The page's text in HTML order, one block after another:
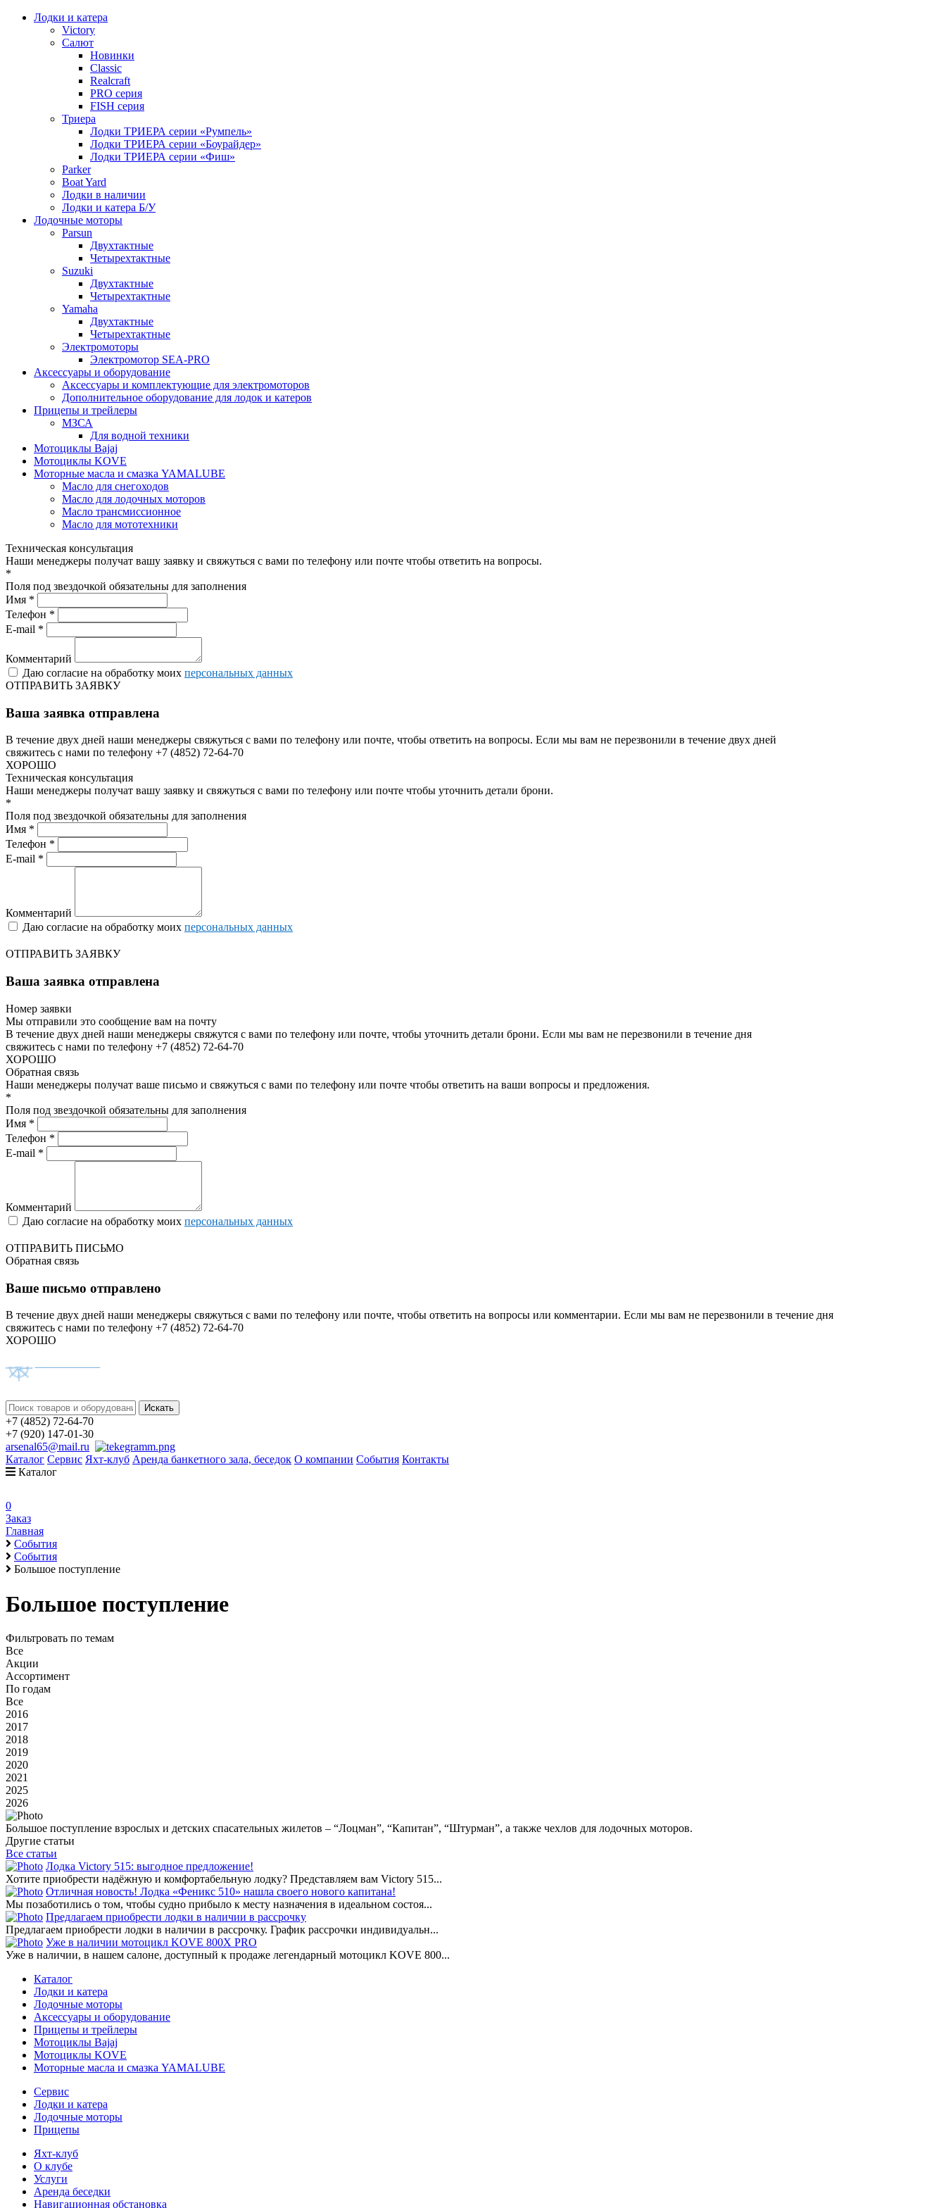
Лодки и катера
Victory
Салют
Новинки
Classic
Realcraft
PRO серия
FISH серия
Триера
Лодки ТРИЕРА серии «Румпель»
Лодки ТРИЕРА серии «Боурайдер»
Лодки ТРИЕРА серии «Фиш»
Parker
Boat Yard
Лодки в наличии
Лодки и катера Б/У
Лодочные моторы
Parsun
Двухтактные
Четырехтактные
Suzuki
Двухтактные
Четырехтактные
Yamaha
Двухтактные
Четырехтактные
Электромоторы
Электромотор SEA-PRO
Аксессуары и оборудование
Аксессуары и комплектующие для электромоторов
Дополнительное оборудование для лодок и катеров
Прицепы и трейлеры
МЗСА
Для водной техники
Мотоциклы Bajaj
Мотоциклы KOVE
Моторные масла и смазка YAMALUBE
Масло для снегоходов
Масло для лодочных моторов
Масло трансмиссионное
Масло для мототехники
Техническая консультация
Наши менеджеры получат вашу заявку и свяжуться с вами по телефону или почте чтобы ответить на вопросы.
*
Поля под звездочкой обязательны для заполнения
Имя *
Телефон *
E-mail *
Комментарий
Даю согласие на обработку моих персональных данных
ОТПРАВИТЬ ЗАЯВКУ
Ваша заявка отправлена
В течение двух дней наши менеджеры свяжуться с вами по телефону или почте, чтобы ответить на вопросы. Если мы вам не перезвонили в течение двух дней
свяжитесь с нами по телефону +7 (4852) 72-64-70
ХОРОШО
Техническая консультация
Наши менеджеры получат вашу заявку и свяжуться с вами по телефону или почте чтобы уточнить детали брони.
*
Поля под звездочкой обязательны для заполнения
Имя *
Телефон *
E-mail *
Комментарий
Даю согласие на обработку моих персональных данных
ОТПРАВИТЬ ЗАЯВКУ
Ваша заявка отправлена
Номер заявки
Мы отправили это сообщение вам на почту
В течение двух дней наши менеджеры свяжутся с вами по телефону или почте, чтобы уточнить детали брони. Если мы вам не перезвонили в течение дня
свяжитесь с нами по телефону +7 (4852) 72-64-70
ХОРОШО
Обратная связь
Наши менеджеры получат ваше письмо и свяжуться с вами по телефону или почте чтобы ответить на ваши вопросы и предложения.
*
Поля под звездочкой обязательны для заполнения
Имя *
Телефон *
E-mail *
Комментарий
Даю согласие на обработку моих персональных данных
ОТПРАВИТЬ ПИСЬМО
Обратная связь
Ваше письмо отправлено
В течение двух дней наши менеджеры свяжуться с вами по телефону или почте, чтобы ответить на вопросы или комментарии. Если мы вам не перезвонили в течение дня
свяжитесь с нами по телефону +7 (4852) 72-64-70
ХОРОШО
+7 (4852) 72-64-70
+7 (920) 147-01-30
arsenal65@mail.ru
Каталог Сервис Яхт-клуб Аренда банкетного зала, беседок О компании События Контакты
Каталог
0
Заказ
Главная
События
События
Большое поступление
Большое поступление
Фильтровать по темам
Все
Акции
Ассортимент
По годам
Все
2016
2017
2018
2019
2020
2021
2025
2026
Большое поступление взрослых и детских спасательных жилетов – “Лоцман”, “Капитан”, “Штурман”, а также чехлов для лодочных моторов.
Другие статьи
Все статьи
Лодка Victory 515: выгодное предложение!
Хотите приобрести надёжную и комфортабельную лодку? Представляем вам Victory 515...
Отличная новость! Лодка «Феникс 510» нашла своего нового капитана!
Мы позаботились о том, чтобы судно прибыло к месту назначения в идеальном состоя...
Предлагаем приобрести лодки в наличии в рассрочку
Предлагаем приобрести лодки в наличии в рассрочку. График рассрочки индивидуальн...
Уже в наличии мотоцикл KOVE 800X PRO
Уже в наличии, в нашем салоне, доступный к продаже легендарный мотоцикл KOVE 800...
Каталог
Лодки и катера
Лодочные моторы
Аксессуары и оборудование
Прицепы и трейлеры
Мотоциклы Bajaj
Мотоциклы KOVE
Моторные масла и смазка YAMALUBE
Сервис
Лодки и катера
Лодочные моторы
Прицепы
Яхт-клуб
О клубе
Услуги
Аренда беседки
Навигационная обстановка